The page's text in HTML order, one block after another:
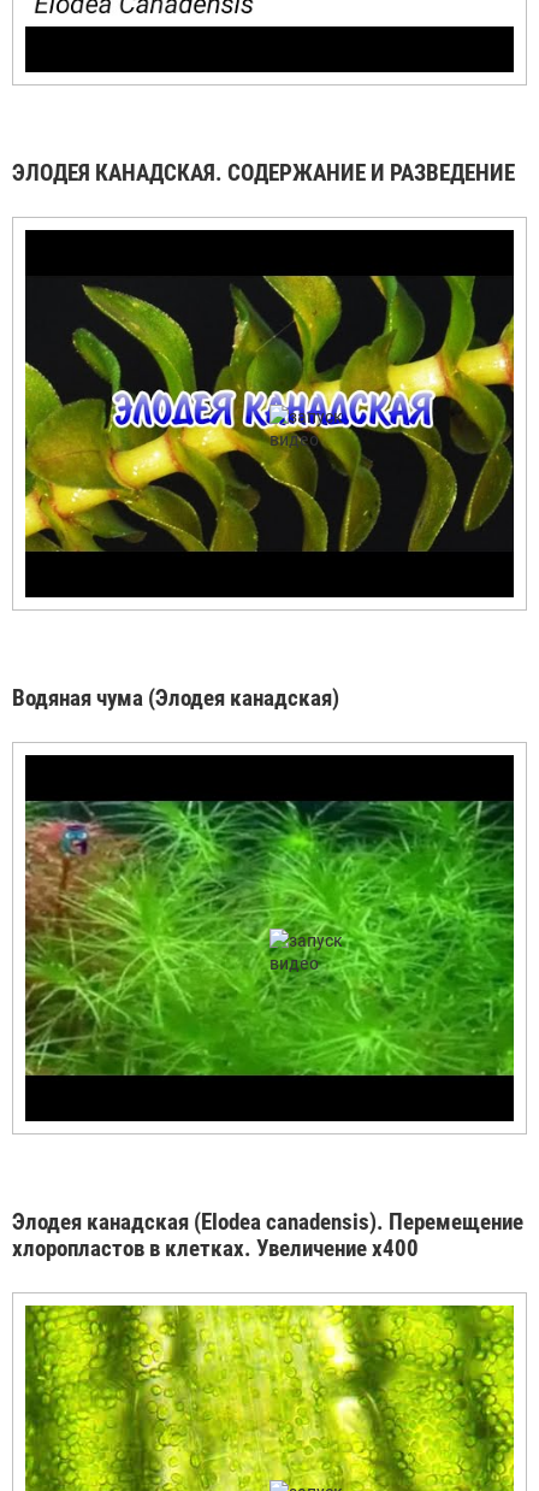
ЭЛОДЕЯ КАНАДСКАЯ. СОДЕРЖАНИЕ И РАЗВЕДЕНИЕ
Водяная чума (Элодея канадская)
Элодея канадская (Elodea canadensis). Перемещение
хлоропластов в клетках. Увеличение х400